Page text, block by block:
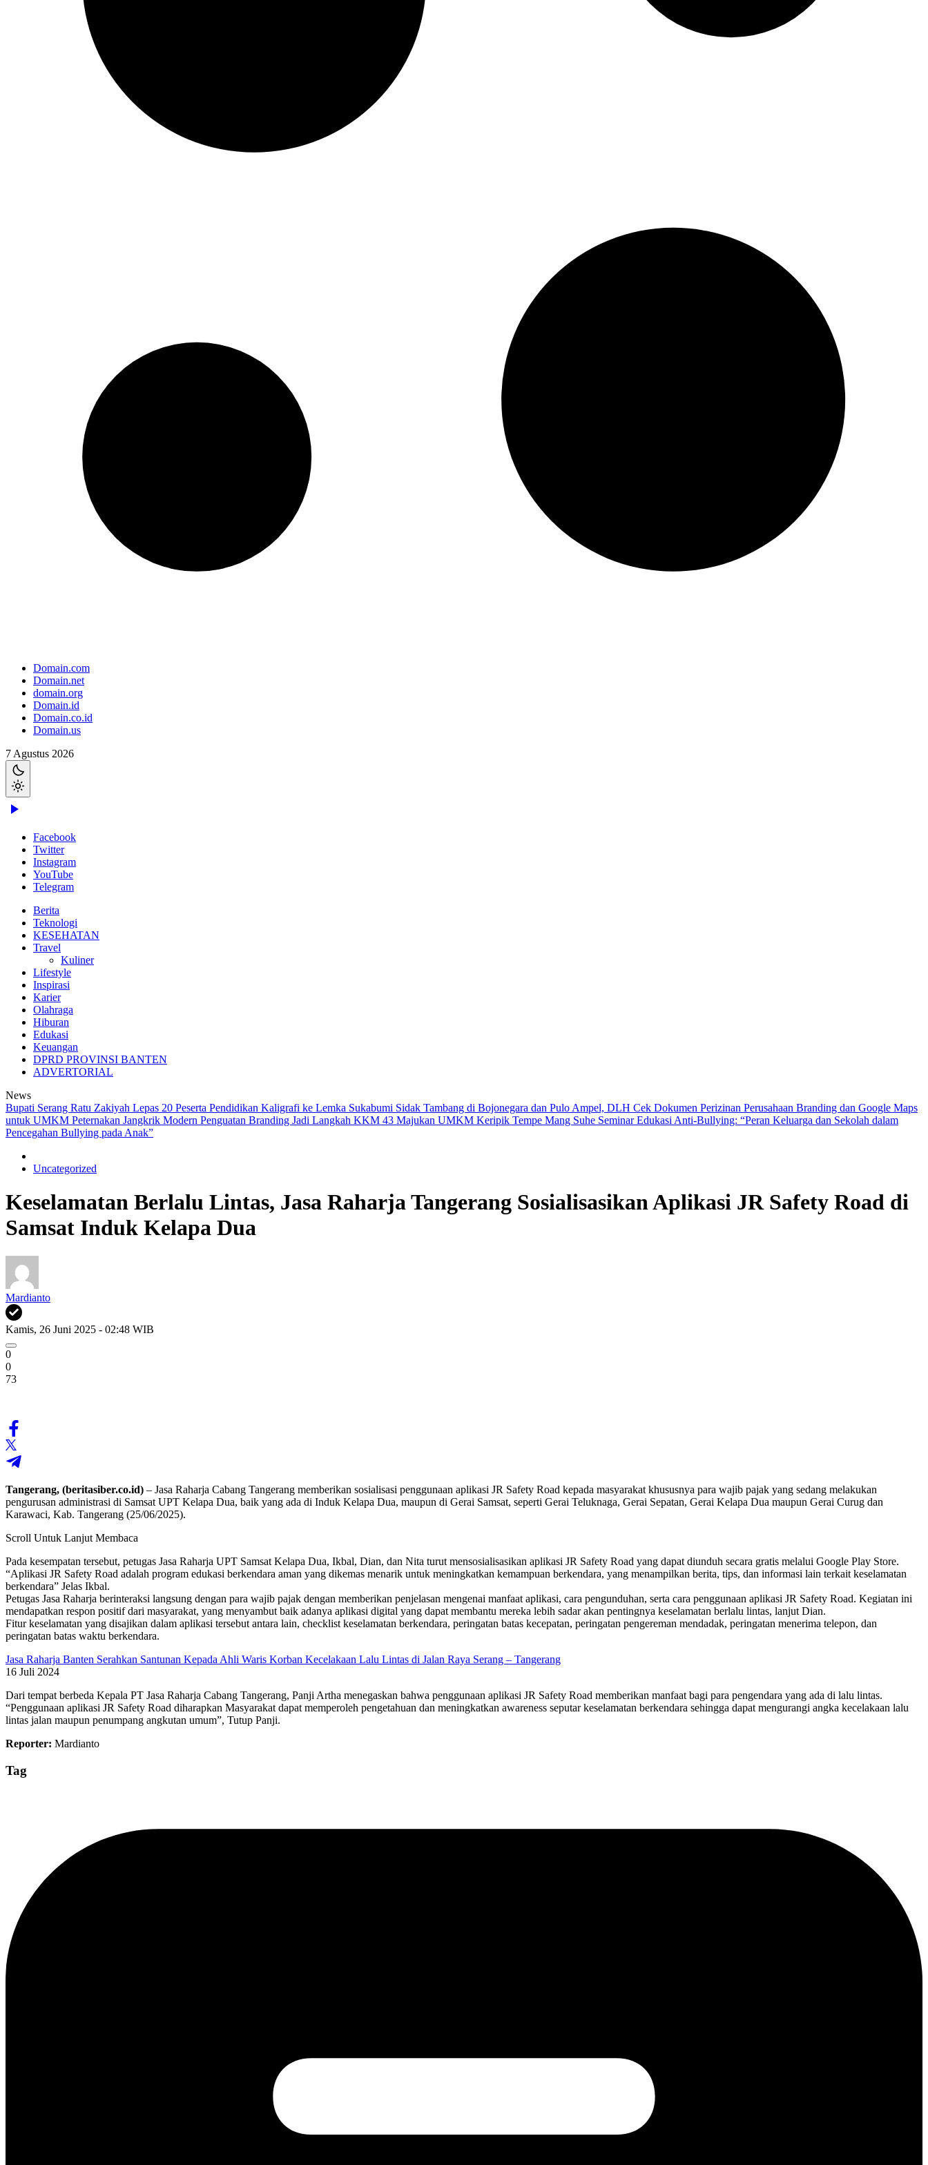
Domain.com
Domain.net
domain.org
Domain.id
Domain.co.id
Domain.us
7 Agustus 2026
Facebook
Twitter
Instagram
YouTube
Telegram
Berita
Teknologi
KESEHATAN
Travel
Kuliner
Lifestyle
Inspirasi
Karier
Olahraga
Hiburan
Edukasi
Keuangan
DPRD PROVINSI BANTEN
ADVERTORIAL
News
Bupati Serang Ratu Zakiyah Lepas 20 Peserta Pendidikan Kaligrafi ke Lemka Sukabumi Sidak Tambang di Bojonegara dan Pulo Ampel, DLH Cek Dokumen Perizinan Perusahaan Branding dan Google Maps
untuk UMKM Peternakan Jangkrik Modern Penguatan Branding Jadi Langkah KKM 43 Majukan UMKM Keripik Tempe Mang Suhe Seminar Edukasi Anti-Bullying: “Peran Keluarga dan Sekolah dalam
Pencegahan Bullying pada Anak”
Uncategorized
Keselamatan Berlalu Lintas, Jasa Raharja Tangerang Sosialisasikan Aplikasi JR Safety Road di
Samsat Induk Kelapa Dua
Mardianto
Kamis, 26 Juni 2025 - 02:48 WIB
0
0
73
Tangerang, (beritasiber.co.id) – Jasa Raharja Cabang Tangerang memberikan sosialisasi penggunaan aplikasi JR Safety Road kepada masyarakat khususnya para wajib pajak yang sedang melakukan
pengurusan administrasi di Samsat UPT Kelapa Dua, baik yang ada di Induk Kelapa Dua, maupun di Gerai Samsat, seperti Gerai Teluknaga, Gerai Sepatan, Gerai Kelapa Dua maupun Gerai Curug dan
Karawaci, Kab. Tangerang (25/06/2025).
Scroll Untuk Lanjut Membaca
Pada kesempatan tersebut, petugas Jasa Raharja UPT Samsat Kelapa Dua, Ikbal, Dian, dan Nita turut mensosialisasikan aplikasi JR Safety Road yang dapat diunduh secara gratis melalui Google Play Store.
“Aplikasi JR Safety Road adalah program edukasi berkendara aman yang dikemas menarik untuk meningkatkan kemampuan berkendara, yang menampilkan berita, tips, dan informasi lain terkait keselamatan
berkendara” Jelas Ikbal.
Petugas Jasa Raharja berinteraksi langsung dengan para wajib pajak dengan memberikan penjelasan mengenai manfaat aplikasi, cara pengunduhan, serta cara penggunaan aplikasi JR Safety Road. Kegiatan ini
mendapatkan respon positif dari masyarakat, yang menyambut baik adanya aplikasi digital yang dapat membantu mereka lebih sadar akan pentingnya keselamatan berlalu lintas, lanjut Dian.
Fitur keselamatan yang disajikan dalam aplikasi tersebut antara lain, checklist keselamatan berkendara, peringatan batas kecepatan, peringatan pengereman mendadak, peringatan menerima telepon, dan
peringatan batas waktu berkendara.
Jasa Raharja Banten Serahkan Santunan Kepada Ahli Waris Korban Kecelakaan Lalu Lintas di Jalan Raya Serang – Tangerang
16 Juli 2024
Dari tempat berbeda Kepala PT Jasa Raharja Cabang Tangerang, Panji Artha menegaskan bahwa penggunaan aplikasi JR Safety Road memberikan manfaat bagi para pengendara yang ada di lalu lintas.
“Penggunaan aplikasi JR Safety Road diharapkan Masyarakat dapat memperoleh pengetahuan dan meningkatkan awareness seputar keselamatan berkendara sehingga dapat mengurangi angka kecelakaan lalu
lintas jalan maupun penumpang angkutan umum”, Tutup Panji.
Reporter: Mardianto
Tag